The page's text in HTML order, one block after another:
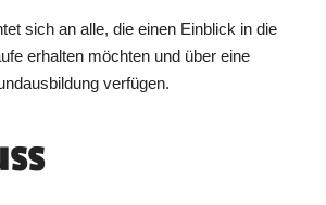
sich an alle, die einen Einblick in die
erhalten möchten und über eine
verfügen.